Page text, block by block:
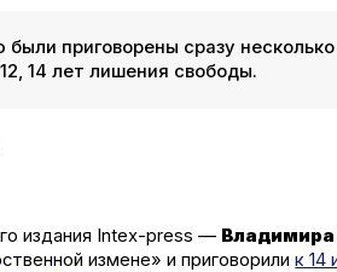
приговорены сразу несколько
14 лет лишения свободы.
издания Intex-press — Владимира
измене» и приговорилик 14